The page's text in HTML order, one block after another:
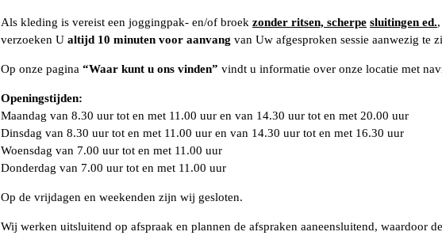
Als kleding is vereist een joggingpak- en/of broek zonder ritsen, scherpe sluitingen ed.
verzoeken U altijd 10 minuten voor aanvang van Uw afgesproken sessie aanwezig te
Op onze pagina “Waar kunt u ons vinden” vindt u informatie over onze locatie met
Openingstijden:
Maandag van 8.30 uur tot en met 11.00 uur en van 14.30 uur tot en met 20.00 uur
Dinsdag van 8.30 uur tot en met 11.00 uur en van 14.30 uur tot en met 16.30 uur
Woensdag van 7.00 uur tot en met 11.00 uur
Donderdag van 7.00 uur tot en met 11.00 uur
Op de vrijdagen en weekenden zijn wij gesloten.
Wij werken uitsluitend op afspraak en plannen de afspraken aaneensluitend, waardoor